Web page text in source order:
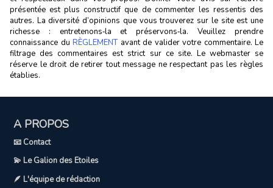
présentée est plus constructif que de commenter les ressentis des
autres. La diversité d’opinions que vous trouverez sur le site est une
richesse : entretenons‑la et préservons‑la. Veuillez prendre
connaissance du RÈGLEMENTavant de valider votre commentaire. Le
filtrage des commentaires est strict sur ce site. Le webmaster se
réserve le droit de retirer tout message ne respectant pas les règles
établies.
A PROPOS
📧 Contact
💫 Le Galion des Etoiles
🪶 L'équipe de rédaction